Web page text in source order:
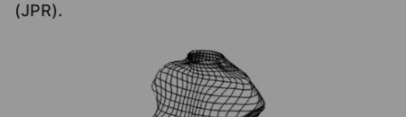
(JPR).